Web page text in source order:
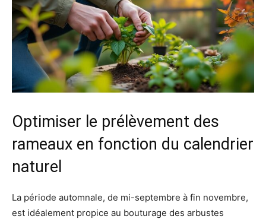
Optimiser le prélèvement des
rameaux en fonction du calendrier
naturel
La période automnale, de mi-septembre à fin novembre,
est idéalement propice au bouturage des arbustes